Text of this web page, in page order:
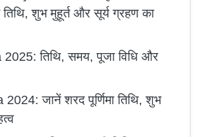
शुभ मुहूर्त और सूर्य ग्रहण का
तिथि, समय, पूजा विधि और
जानें शरद पूर्णिमा तिथि, शुभ